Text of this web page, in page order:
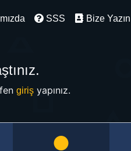
SSS Bize Yazın
girişyapınız.